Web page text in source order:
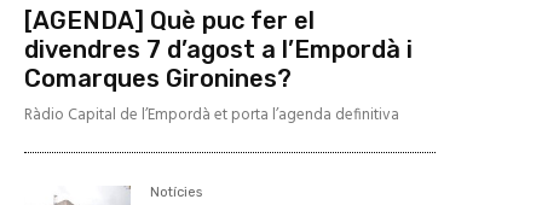
[AGENDA] Què puc fer el
divendres 7 d’agost a l’Empordà i
Comarques Gironines?
Ràdio Capital de l’Empordà et porta l’agenda definitiva
Notícies